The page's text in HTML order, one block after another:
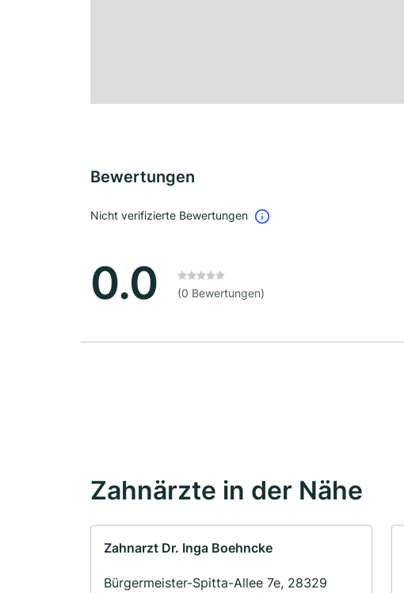
Bewertungen
Nicht verifizierte Bewertungen
0.0 (0 Bewertungen)
Zahnärzte in der Nähe
Zahnarzt Dr. Inga Boehncke
Bürgermeister-Spitta-Allee 7e, 28329